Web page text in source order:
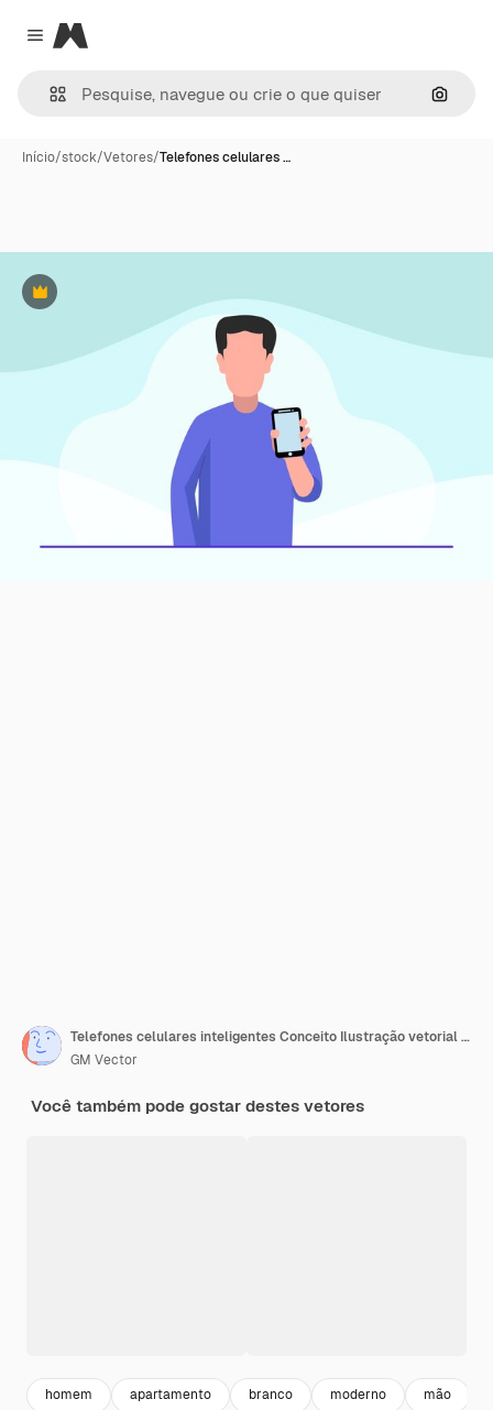
Close menu
Magnific
Início/stock/Vetores/Telefones celulares …
Premium
Telefones celulares inteligentes Conceito Ilustração vetorial plana colorida isolada
GM Vector
Você também pode gostar destes vetores
homem apartamento branco moderno mão